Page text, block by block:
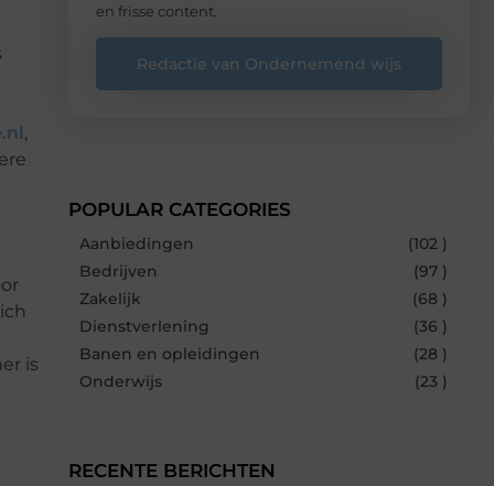
,
is
en frisse content.
Redactie van Ondernemend wijs
POPULAR CATEGORIES
Aanbiedingen
(102 )
Bedrijven
(97 )
Zakelijk
(68 )
Dienstverlening
(36 )
Banen en opleidingen
(28 )
Onderwijs
(23 )
RECENTE BERICHTEN